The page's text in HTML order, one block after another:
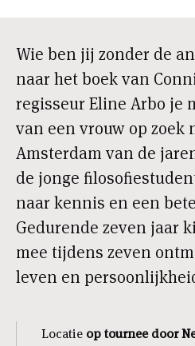
Wie ben jij zonder de
naar het boek van
regisseur Eline Arbo je
van een vrouw op zoek
Amsterdam van de
de jonge
naar kennis en een
Gedurende zeven jaar
mee tijdens zeven
leven en
Locatie op tournee door